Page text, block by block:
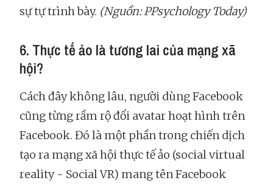
sự tự trình bày. (Nguồn: PPsychology Today)
6. Thực tế ảo là tương lai của mạng xã
hội?
Cách đây không lâu, người dùng Facebook
cũng từng rầm rộ đổi avatar hoạt hình trên
Facebook. Đó là một phần trong chiến dịch
tạo ra mạng xã hội thực tế ảo (social virtual
reality - Social VR) mang tên Facebook